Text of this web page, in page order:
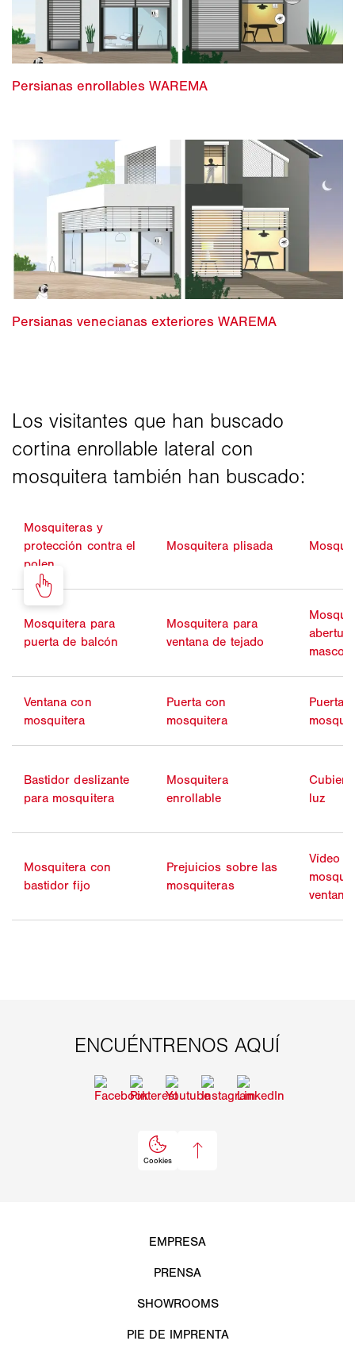
Mosquiteras y
protección contra el
polen
Mosquitera plisada
Mosquitera para
puerta de balcón
Mosquitera para
ventana de tejado
Ventana con
mosquitera
Puerta con
mosquitera
Puerta
Bastidor deslizante
para mosquitera
Mosquitera
enrollable
luz
Mosquitera con
bastidor fijo
Prejuicios sobre las
mosquiteras
Vídeo